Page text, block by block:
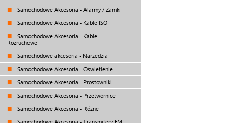
Samochodowe Akcesoria - Alarmy / Zamki
Samochodowe Akcesoria - Kable ISO
Samochodowe Akcesoria - Kable
Rozruchowe
Samochodowe akcesoria - Narzedzia
Samochodowe Akcesoria - Oświetlenie
Samochodowe Akcesoria - Prostowniki
Samochodowe Akcesoria - Przetwornice
Samochodowe Akcesoria - Różne